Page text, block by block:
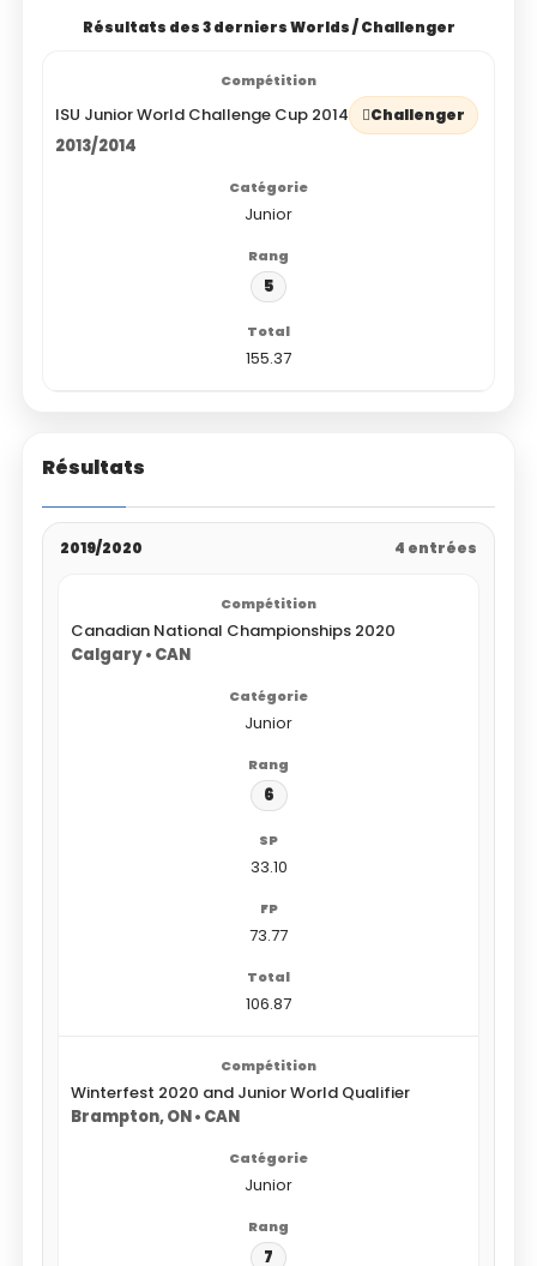
Résultats des 3 derniers Worlds / Challenger
ISU Junior World Challenge Cup 2014 Challenger
2013/2014
Junior
5
155.37
Résultats
2019/2020 4 entrées
Canadian National Championships 2020
Calgary • CAN
Junior
6
33.10
73.77
106.87
Winterfest 2020 and Junior World Qualifier
Brampton, ON • CAN
Junior
7